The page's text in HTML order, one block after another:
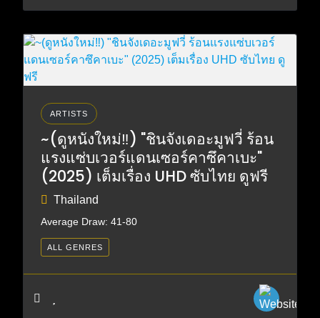
ARTISTS
~(ดูหนังใหม่‼️) "ชินจังเดอะมูฟวี่ ร้อน
แรงแซ่บเวอร์แดนเซอร์คาซึคาเบะ"
(2025) เต็มเรื่อง UHD ซับไทย ดูฟรี
Thailand
Average Draw: 41-80
ALL GENRES